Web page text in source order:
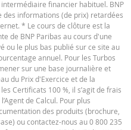
NOUVELLE
SITUATION
-
-
-
financier habituel. BNP
des informations (de prix) retardées
* Le cours de clôture est la
de BNP Paribas au cours d'une
ou le plus bas publié sur ce site au
annuel. Pour les Turbos
sur une base journalière et
du Prix d'Exercice et de la
Certificats 100 %, il s’agit de frais
de Calcul. Pour plus
des produits (brochure,
ou contactez-nous au 0 800 235